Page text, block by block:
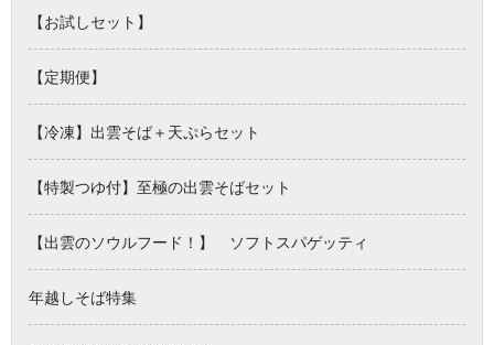
【お試しセット】
【定期便】
【冷凍】出雲そば＋天ぷらセット
【特製つゆ付】至極の出雲そばセット
【出雲のソウルフード！】 ソフトスパゲッティ
年越しそば特集